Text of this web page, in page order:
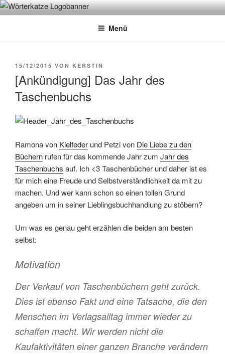
Zum
InhaltWÖRTERKATZE
Von Büchern erzählen
Menü
VERÖFFENTLICHT
15/12/2015 VON KERSTIN
[Ankündigung] Das Jahr des
Taschenbuchs
Ramona von Kielfeder und Petzi von Die Liebe zu den
Büchern rufen für das kommende Jahr zum Jahr des
Taschenbuchs auf. Ich <3 Taschenbücher und daher ist es
für mich eine Freude und Selbstverständlichkeit da mit zu
machen. Und wer kann schon so einen tollen Grund
angeben um in seiner Lieblingsbuchhandlung zu stöbern?
Um was es genau geht erzählen die beiden am besten
selbst:
Motivation
Der Verkauf von Taschenbüchern geht zurück.
Dies ist ebenso Fakt und eine Tatsache, die den
Menschen im Verlagsalltag immer wieder zu
schaffen macht. Wir werden nicht die
Kaufaktivitäten einer ganzen Branche verändern